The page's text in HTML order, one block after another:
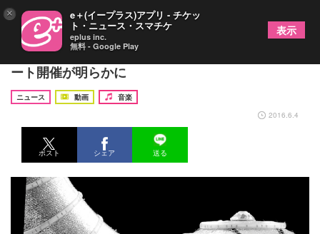
グループ魂・港カヲルのソロデビューとソロコンサ
ート開催が明らかに
ニュース 動画
音楽
2016.6.4
ポスト シェア 送る
× e＋(イープラス)アプリ - チケッ
ト・ニュース・スマチケ
eplus inc.
無料 - Google Play
表示